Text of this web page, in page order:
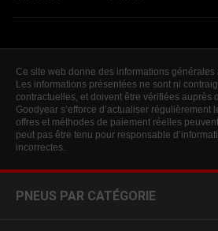
Ce site web donne des informations
Les informations présentées ne sont ni
contractuelles, et doivent être vérifiées auprès
Goodyear s’efforce d’actualiser régulièrement
offres et méthodes de paiement réelles
peut pas être tenu pour responsable
incorrectes.
PNEUS PAR CATÉGORIE